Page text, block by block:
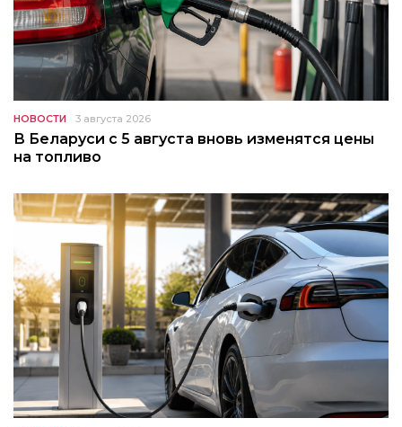
НОВОСТИ 3 августа 2026
В Беларуси с 5 августа вновь изменятся цены
на топливо